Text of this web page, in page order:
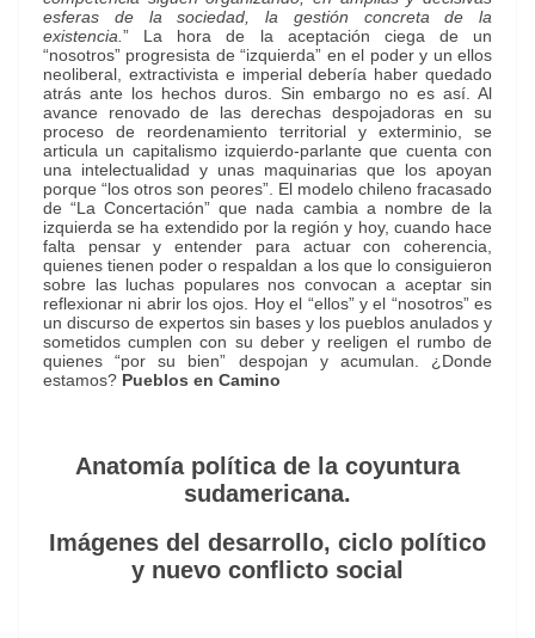
esferas de la sociedad, la gestión concreta de la
existencia. ” La hora de la aceptación ciega de un
“nosotros” progresista de “izquierda” en el poder y un ellos
neoliberal, extractivista e imperial debería haber quedado
atrás ante los hechos duros. Sin embargo no es así. Al
avance renovado de las derechas despojadoras en su
proceso de reordenamiento territorial y exterminio, se
articula un capitalismo izquierdo-parlante que cuenta con
una intelectualidad y unas maquinarias que los apoyan
porque “los otros son peores”. El modelo chileno fracasado
de “La Concertación” que nada cambia a nombre de la
izquierda se ha extendido por la región y hoy, cuando hace
falta pensar y entender para actuar con coherencia,
quienes tienen poder o respaldan a los que lo consiguieron
sobre las luchas populares nos convocan a aceptar sin
reflexionar ni abrir los ojos. Hoy el “ellos” y el “nosotros” es
un discurso de expertos sin bases y los pueblos anulados y
sometidos cumplen con su deber y reeligen el rumbo de
quienes “por su bien” despojan y acumulan. ¿Donde
estamos? Pueblos en Camino
Anatomía política de la coyuntura
sudamericana.
Imágenes del desarrollo, ciclo político
y nuevo conflicto social